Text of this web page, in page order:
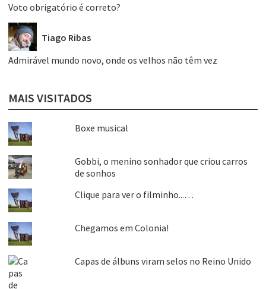
Voto obrigatório é correto?
Tiago Ribas
Admirável mundo novo, onde os velhos não têm vez
MAIS VISITADOS
Boxe musical
Gobbi, o menino sonhador que criou carros
de sonhos
Clique para ver o filminho...…
Chegamos em Colonia!
Capas de álbuns viram selos no Reino Unido